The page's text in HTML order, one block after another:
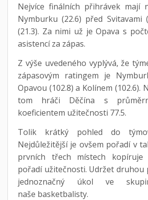
Nejvíce finálních přihrávek mají
Nymburku (22.6) před Svitavami
(21.3). Za nimi už je Opava s
asistencí za zápas.
Z výše uvedeného vyplývá, že
zápasovým ratingem je
Opavou (102.8) a Kolínem (102.6).
tom hráči Děčína s
koeficientem užitečnosti 77.5.
Tolik krátký pohled do
Nejdůležitější je ovšem pořadí v
prvních třech místech kopíruje
pořadí užitečnosti. Udržet druhou
jednoznačný úkol ve
naše basketbalisty.